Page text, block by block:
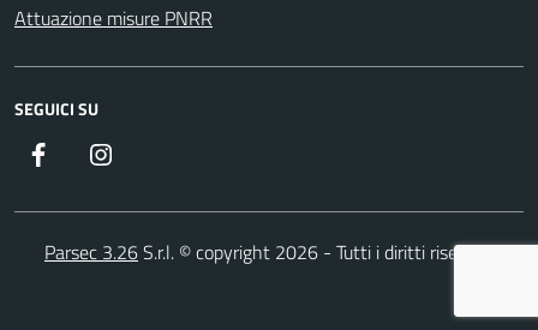
Attuazione misure PNRR
SEGUICI SU
Facebook
Parsec 3.26S.r.l. © copyright 2026 - Tutti i diritti riservati